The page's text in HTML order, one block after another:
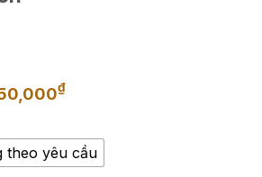
₫Khoảng
từ
950,000₫
theo yêu cầu